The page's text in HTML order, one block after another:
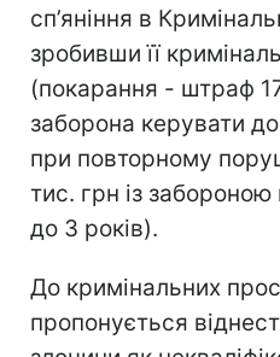
сп’яніння в
зробивши її
(покарання - штраф
заборона керувати
при повторному
тис. грн із забороною
до 3 років).
До кримінальних
пропонується